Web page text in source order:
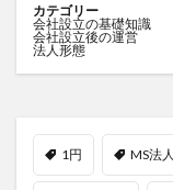
カテゴリー
会社設立の基礎知識
会社設立後の運営
法人形態
1円 MS法人